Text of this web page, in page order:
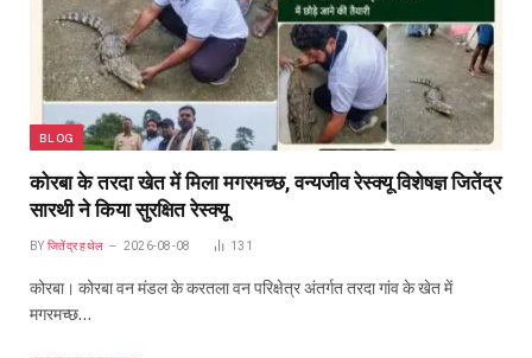
BLOG
कोरबा के तरदा खेत में मिला मगरमच्छ, वन्यजीव रेस्क्यू विशेषज्ञ जितेंद्र
सारथी ने किया सुरक्षित रेस्क्यू
BY जितेंद्र हथेल 2026-08-08 131
कोरबा। कोरबा वन मंडल के करतला वन परिक्षेत्र अंतर्गत तरदा गांव के खेत में
मगरमच्छ…